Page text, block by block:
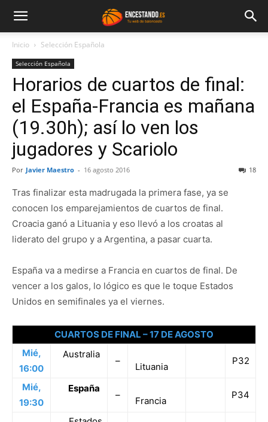
Inicio Selección Española
Selección Española
Horarios de cuartos de final:
el España-Francia es mañana
(19.30h); así lo ven los
jugadores y Scariolo
Por Javier Maestro - 16 agosto 2016 18
Tras finalizar esta madrugada la primera fase, ya se
conocen los emparejamientos de cuartos de final.
Croacia ganó a Lituania y eso llevó a los croatas al
liderato del grupo y a Argentina, a pasar cuarta.
España va a medirse a Francia en cuartos de final. De
vencer a los galos, lo lógico es que le toque Estados
Unidos en semifinales ya el viernes.
CUARTOS DE FINAL – 17 DE AGOSTO
Mié,
16:00
Australia
–
Lituania
P32
Mié,
19:30
España
–
Francia
P34